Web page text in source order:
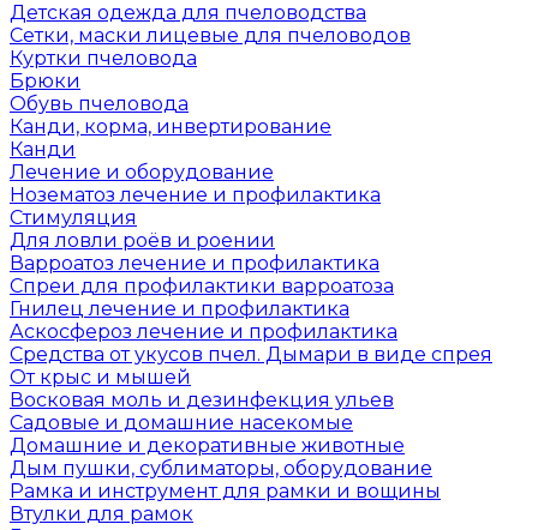
Детская одежда для пчеловодства
Сетки, маски лицевые для пчеловодов
Куртки пчеловода
Брюки
Обувь пчеловода
Канди, корма, инвертирование
Канди
Лечение и оборудование
Нозематоз лечение и профилактика
Стимуляция
Для ловли роёв и роении
Варроатоз лечение и профилактика
Спреи для профилактики варроатоза
Гнилец лечение и профилактика
Аскосфероз лечение и профилактика
Средства от укусов пчел. Дымари в виде спрея
От крыс и мышей
Восковая моль и дезинфекция ульев
Садовые и домашние насекомые
Домашние и декоративные животные
Дым пушки, сублиматоры, оборудование
Рамка и инструмент для рамки и вощины
Втулки для рамок